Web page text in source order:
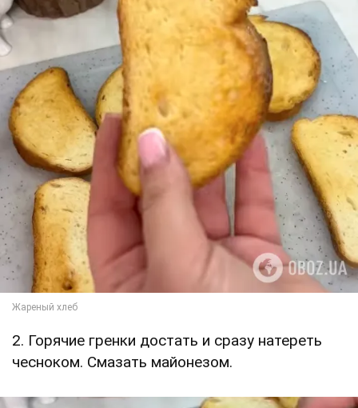
2. Горячие гренки достать и сразу натереть
чесноком. Смазать майонезом.